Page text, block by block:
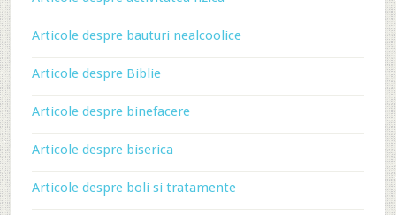
Articole despre bauturi nealcoolice
Articole despre Biblie
Articole despre binefacere
Articole despre biserica
Articole despre boli si tratamente